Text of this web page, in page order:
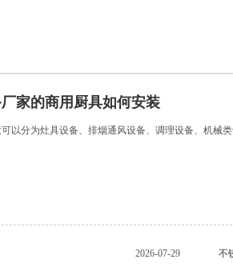
家的商用厨具如何安装
以分为灶具设备、排烟通风设备、调理设备、机械
2026-07-29 不